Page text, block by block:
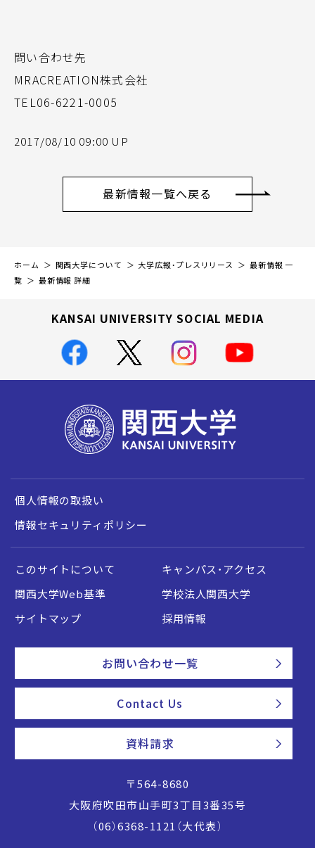
問い合わせ先
MRACREATION株式会社
TEL06-6221-0005
2017/08/10 09:00 UP
最新情報一覧へ戻る
ホーム 関西大学について 大学広報・プレスリリース
最新情報 一
覧
最新情報 詳細
KANSAI UNIVERSITY SOCIAL MEDIA
個人情報の取扱い
情報セキュリティポリシー
このサイトについて
キャンパス・アクセス
関西大学Web基準
学校法人関西大学
サイトマップ
採用情報
お問い合わせ一覧
Contact Us
資料請求
〒564-8680
大阪府吹田市山手町3丁目3番35号
（06）6368-1121（大代表）